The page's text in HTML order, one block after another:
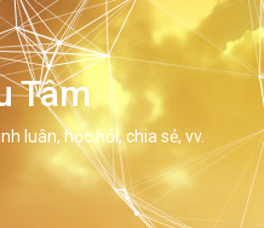
Tâm
luân, học hỏi, chia sẻ, vv.